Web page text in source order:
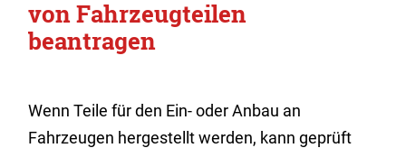
von Fahrzeugteilen
beantragen
Wenn Teile für den Ein- oder Anbau an
Fahrzeugen hergestellt werden, kann geprüft